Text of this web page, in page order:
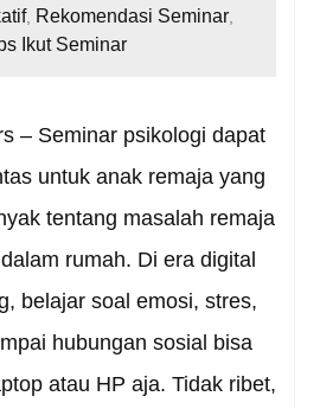
, Rekomendasi Seminar,
Ikut Seminar
– Seminar psikologi dapat
untuk anak remaja yang
tentang masalah remaja
rumah. Di era digital
belajar soal emosi, stres,
hubungan sosial bisa
atau HP aja. Tidak ribet,